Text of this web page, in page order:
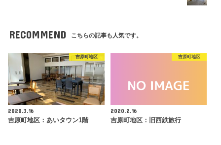
RECOMMEND こちらの記事も人気です。
吉原町地区
2020.3.16
吉原町地区：あいタウン1階
吉原町地区
2020.2.16
吉原町地区：旧西鉄旅行